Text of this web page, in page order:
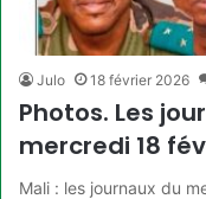
Julo 18 février 2026
Photos. Les
mercredi 18
Mali : les journaux du